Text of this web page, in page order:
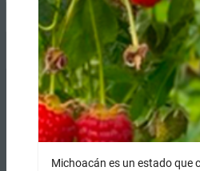
Michoacán es un estado que